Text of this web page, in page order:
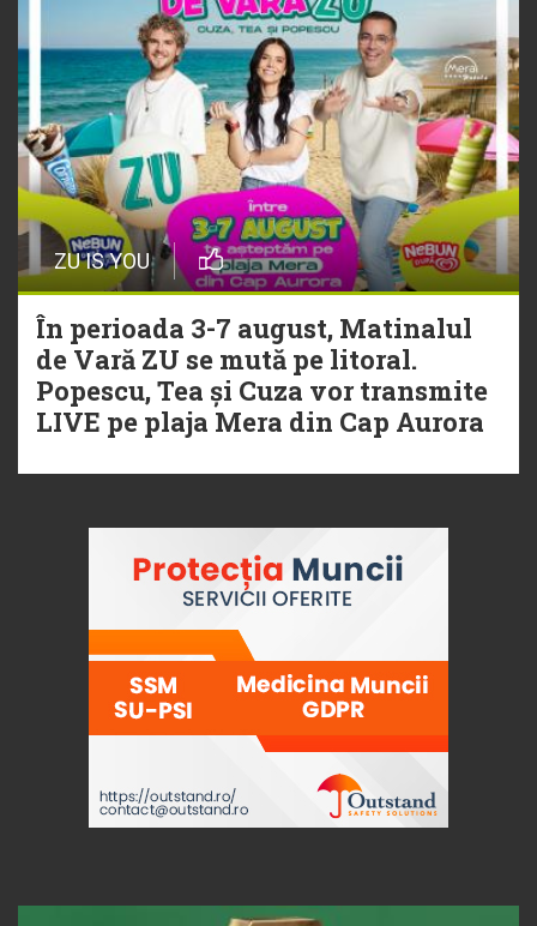
ZU IS YOU
În perioada 3-7 august, Matinalul
de Vară ZU se mută pe litoral.
Popescu, Tea și Cuza vor transmite
LIVE pe plaja Mera din Cap Aurora